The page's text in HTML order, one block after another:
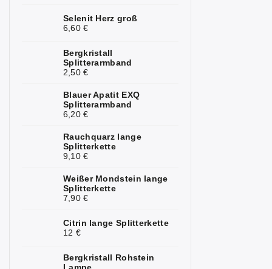
2
4
1
5
1
4
Mondstein
3
Selenit Herz groß
6,60 €
Bergkristall
Splitterarmband
2,50 €
Blauer Apatit EXQ
Splitterarmband
6,20 €
Rauchquarz lange
Splitterkette
9,10 €
Weißer Mondstein lange
Splitterkette
7,90 €
Citrin lange Splitterkette
12 €
Bergkristall Rohstein